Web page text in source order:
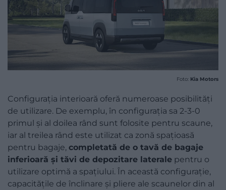
Foto: Kia Motors
Configurația interioară oferă numeroase posibilități
de utilizare. De exemplu, în configurația sa 2-3-0
primul și al doilea rând sunt folosite pentru scaune,
iar al treilea rând este utilizat ca zonă spațioasă
pentru bagaje, completată de o tavă de bagaje
inferioară și tăvi de depozitare laterale pentru o
utilizare optimă a spațiului. În această configurație,
capacitățile de înclinare și pliere ale scaunelor din al